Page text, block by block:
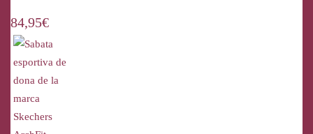
84,95€